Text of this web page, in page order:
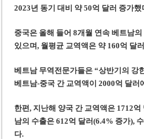
2023년 동기 대비 약 50억 달러 증가했
중국은 올해 들어 8개월 연속 베트남
있으며, 월평균 교역액은 약 160억 달
베트남 무역전문가들은 “상반기의 강
베트남-중국 간 교역액이 2000억 달러
한편, 지난해 양국 간 교역액은 1712
남의 수출은 612억 달러(6.4% 증가),
다.